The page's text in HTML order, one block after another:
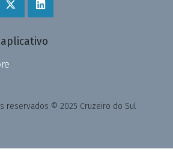
reservados © 2025 Cruzeiro do Sul